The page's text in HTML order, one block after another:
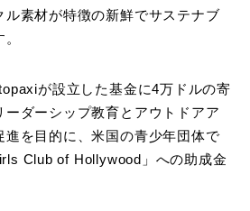
ル素材が特徴の新鮮でサステナブ
が設立した基金に4万ドルの寄
ーダーシップ教育とアウトドアア
進を目的に、米国の青少年団体で
Club of Hollywood」への助成金